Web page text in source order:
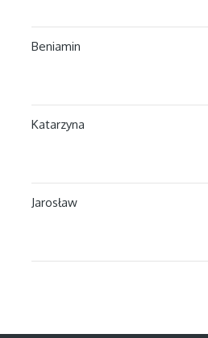
Beniamin
Katarzyna
Jarosław